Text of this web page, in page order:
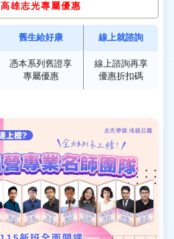
高雄志光專屬優惠
舊生給好康 線上就諮詢
憑本系列舊證享
專屬優惠
線上諮詢再享
優惠折扣碼